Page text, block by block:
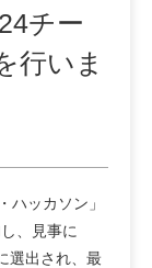
チー
行いま
ッカソン」
、見事に
選出され、最